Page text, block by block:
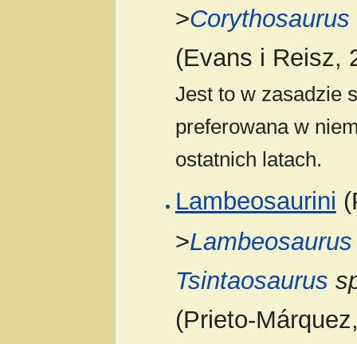
>Corythosaurus
(Evans i Reisz,
Jest to w zasadzie
preferowana w
ostatnich latach.
Lambeosaurini
>Lambeosaurus
Tsintaosaurus
(Prieto-